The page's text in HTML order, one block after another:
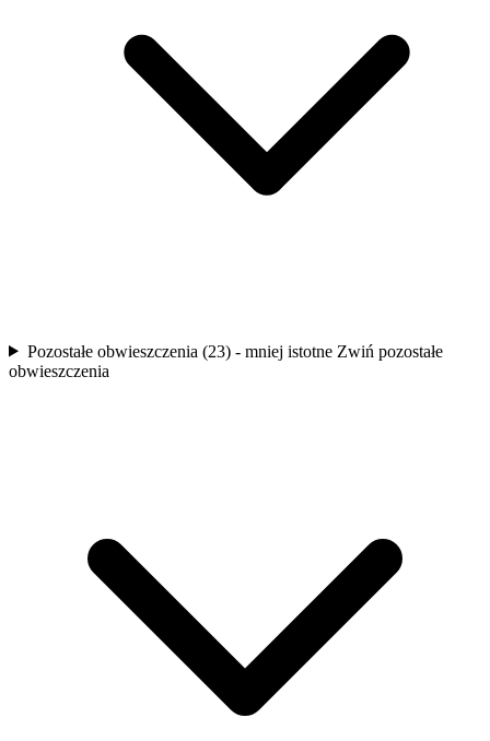
Pozostałe obwieszczenia (23) - mniej istotne Zwiń pozostałe
obwieszczenia